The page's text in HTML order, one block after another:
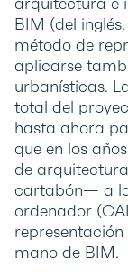
BIM (del
método de
aplicarse
urbanísticas.
total del
hasta ahora
que en los
de
cartabón— a
ordenador
mano de BIM.